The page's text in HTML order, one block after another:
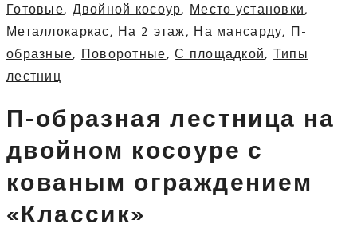
Готовые, Двойной косоур,Место установки,
Металлокаркас,На 2 этаж,На мансарду, П-
образные,Поворотные,С площадкой,Типы
лестниц
П-образная лестница на
двойном косоуре с
кованым ограждением
«Классик»